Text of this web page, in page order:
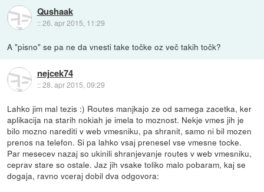
Qushaak
::26. apr 2015, 11:29
A "pisno" se pa ne da vnesti take točke oz več takih točk?
nejcek74
::28. apr 2015, 09:29
Lahko jim mal tezis :) Routes manjkajo ze od samega zacetka, ker
aplikacija na starih nokiah je imela to moznost. Nekje vmes jih je
bilo mozno narediti v web vmesniku, pa shranit, samo ni bil mozen
prenos na telefon. Si pa lahko vsaj prenesel vse vmesne tocke.
Par mesecev nazaj so ukinili shranjevanje routes v web vmesniku,
ceprav stare so ostale. Jaz jih vsake toliko malo pobaram, kaj se
dogaja, ravno vceraj dobil dva odgovora: